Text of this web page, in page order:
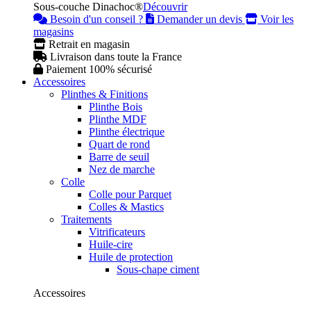
Sous-couche Dinachoc®Découvrir
Besoin d'un conseil ?
Demander un devis
Voir les
magasins
Retrait en magasin
Livraison dans toute la France
Paiement 100% sécurisé
Accessoires
Plinthes & Finitions
Plinthe Bois
Plinthe MDF
Plinthe électrique
Quart de rond
Barre de seuil
Nez de marche
Colle
Colle pour Parquet
Colles & Mastics
Traitements
Vitrificateurs
Huile-cire
Huile de protection
Sous-chape ciment
Accessoires